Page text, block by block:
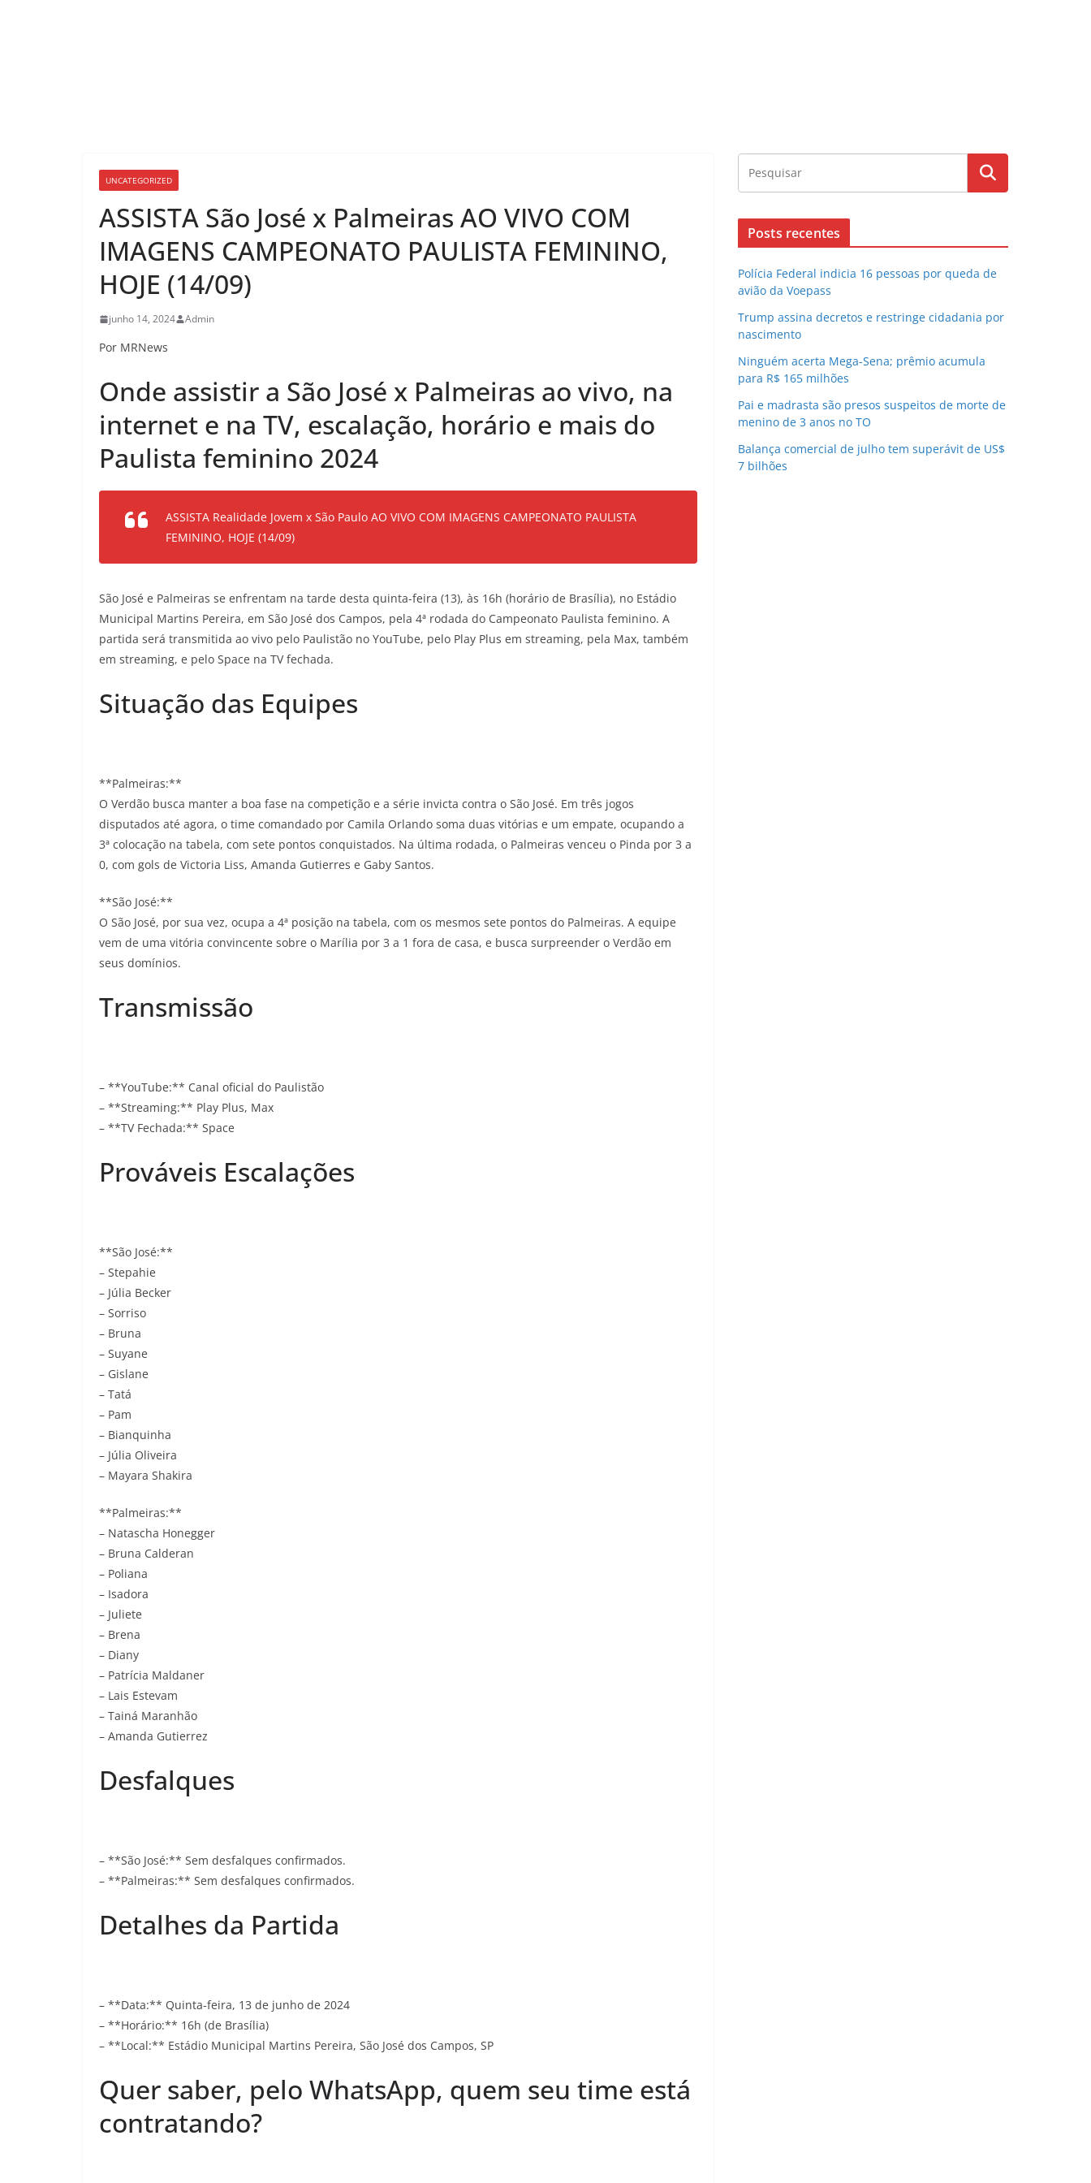
UNCATEGORIZED
ASSISTA São José x Palmeiras AO VIVO COM
IMAGENS CAMPEONATO PAULISTA FEMININO,
HOJE (14/09)
junho 14, 2024 Admin
Por MRNews
Onde assistir a São José x Palmeiras ao vivo, na
internet e na TV, escalação, horário e mais do
Paulista feminino 2024
ASSISTA Realidade Jovem x São Paulo AO VIVO COM IMAGENS CAMPEONATO PAULISTA
FEMININO, HOJE (14/09)
São José e Palmeiras se enfrentam na tarde desta quinta-feira (13), às 16h (horário de Brasília), no Estádio
Municipal Martins Pereira, em São José dos Campos, pela 4ª rodada do Campeonato Paulista feminino. A
partida será transmitida ao vivo pelo Paulistão no YouTube, pelo Play Plus em streaming, pela Max, também
em streaming, e pelo Space na TV fechada.
Situação das Equipes
**Palmeiras:**
O Verdão busca manter a boa fase na competição e a série invicta contra o São José. Em três jogos
disputados até agora, o time comandado por Camila Orlando soma duas vitórias e um empate, ocupando a
3ª colocação na tabela, com sete pontos conquistados. Na última rodada, o Palmeiras venceu o Pinda por 3 a
0, com gols de Victoria Liss, Amanda Gutierres e Gaby Santos.
**São José:**
O São José, por sua vez, ocupa a 4ª posição na tabela, com os mesmos sete pontos do Palmeiras. A equipe
vem de uma vitória convincente sobre o Marília por 3 a 1 fora de casa, e busca surpreender o Verdão em
seus domínios.
Transmissão
– **YouTube:** Canal oficial do Paulistão
– **Streaming:** Play Plus, Max
– **TV Fechada:** Space
Prováveis Escalações
**São José:**
– Stepahie
– Júlia Becker
– Sorriso
– Bruna
– Suyane
– Gislane
– Tatá
– Pam
– Bianquinha
– Júlia Oliveira
– Mayara Shakira
**Palmeiras:**
– Natascha Honegger
– Bruna Calderan
– Poliana
– Isadora
– Juliete
– Brena
– Diany
– Patrícia Maldaner
– Lais Estevam
– Tainá Maranhão
– Amanda Gutierrez
Desfalques
– **São José:** Sem desfalques confirmados.
– **Palmeiras:** Sem desfalques confirmados.
Detalhes da Partida
– **Data:** Quinta-feira, 13 de junho de 2024
– **Horário:** 16h (de Brasília)
– **Local:** Estádio Municipal Martins Pereira, São José dos Campos, SP
Quer saber, pelo WhatsApp, quem seu time está
contratando?
Posts recentes
Polícia Federal indicia 16 pessoas por queda de
avião da Voepass
Trump assina decretos e restringe cidadania por
nascimento
Ninguém acerta Mega-Sena; prêmio acumula
para R$ 165 milhões
Pai e madrasta são presos suspeitos de morte de
menino de 3 anos no TO
Balança comercial de julho tem superávit de US$
7 bilhões